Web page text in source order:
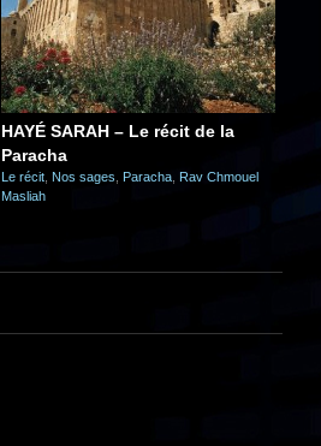
HAYÉ SARAH – Le récit de la
Paracha
Le récit Nos sages Paracha Rav Chmouel
Masliah